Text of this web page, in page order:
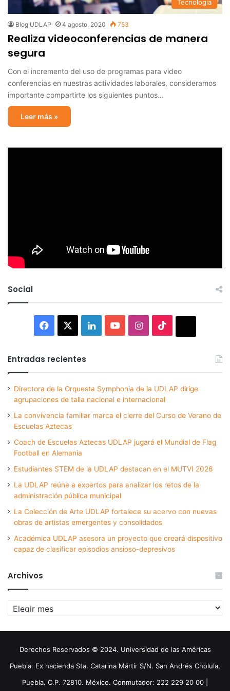
Tecnología
Blog UDLAP 4 agosto, 2020 753
Realiza videoconferencias de manera
segura
Con el incremento del uso de programas para video
conferencias en nuestras actividades laborales, consideramos
importante compartirte los siguientes puntos…
Leer más »
Social
Facebook LinkedInYouTubeInstagram
Entradas recientes
Directora de la Orquesta Symphonia de la UDLAP dirige
agrupaciones de talla nacional e internacional
La convivencia familiar marca el cierre del Curso de Verano de
Escuelas Aztecas
Coach de Escuelas Aztecas UDLAP jugará el Mundial de Flag
Football en Alemania
Estudiantes STEM de la UDLAP destacan en el MUTVI 2026
La UDLAP reúne a expertos para analizar los retos de la
administración pública municipal
La Colección de Arte UDLAP fortalece su acervo con nuevas
obras de artistas emergentes y consolidados
Académica UDLAP asesora un proyecto que creará dispositivo
capaz de clasificar episodios ansioso-depresivos
Archivos
Archivos
Derechos Reservados © 2024. Universidad de las Américas
Puebla. Ex hacienda Sta. Catarina Mártir S/N. San Andrés Cholula,
Puebla. C.P. 72810. México. Conmutador: 222 229 20 00 |